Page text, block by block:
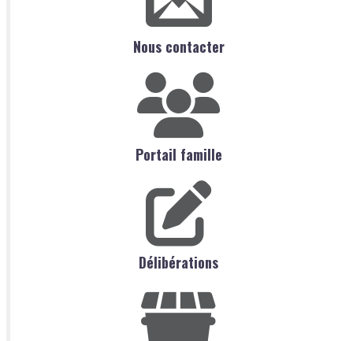
Nous contacter
Portail famille
Délibérations